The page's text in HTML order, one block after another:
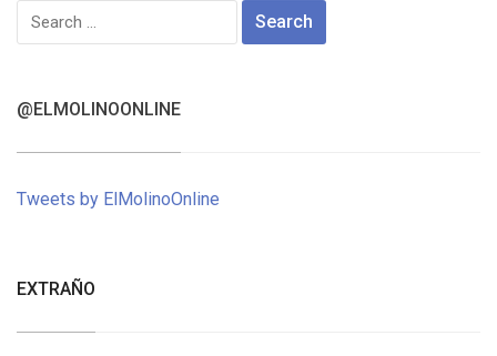
Search
for:
@ELMOLINOONLINE
Tweets by ElMolinoOnline
EXTRAÑO